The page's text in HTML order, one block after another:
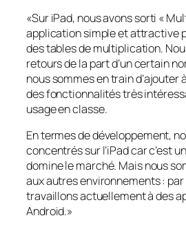
«Sur iPad, nous avons sorti «
application simple et attractive
des tables de multiplication.
retours de la part d’un certain
nous sommes en train
des fonctionnalités très
usage en classe.
En termes de développement,
concentrés sur l’iPad car c’est
domine le marché. Mais nous
aux autres environnements :
travaillons actuellement à des
Android.»